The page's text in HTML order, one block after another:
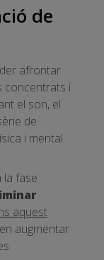
de
afrontar
concentrats i
el son, el
de
i mental.
fase
aquest
augmentar